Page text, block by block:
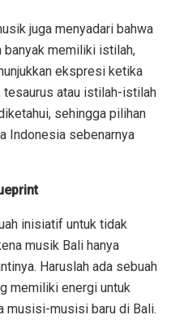
juga menyadari bahwa
banyak memiliki istilah,
ekspresi ketika
tesaurus atau istilah-istilah
sehingga pilihan
Indonesia sebenarnya
inisiatif untuk tidak
musik Bali hanya
Haruslah ada sebuah
memiliki energi untuk
musisi-musisi baru di Bali.